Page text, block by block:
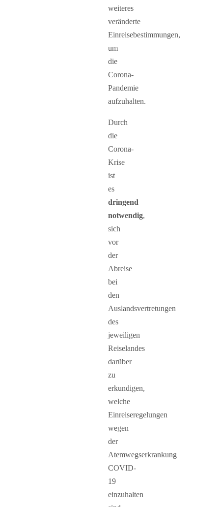
weiteres
veränderte
Einreisebestimmungen,
um
die
Corona-
Pandemie
aufzuhalten.
Durch
die
Corona-
Krise
ist
es
dringend
notwendig,
sich
vor
der
Abreise
bei
den
Auslandsvertretungen
des
jeweiligen
Reiselandes
darüber
zu
erkundigen,
welche
Einreiseregelungen
wegen
der
Atemwegserkrankung
COVID-
19
einzuhalten